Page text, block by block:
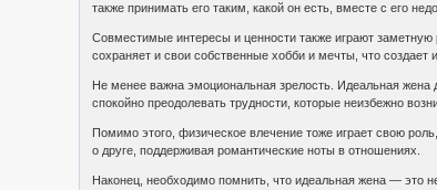
также принимать его таким, какой он есть, вместе с его
Совместимые интересы и ценности также играют
сохраняет и свои собственные хобби и мечты, что создает
Не менее важна эмоциональная зрелость. Идеальная жена
спокойно преодолевать трудности, которые неизбежно
Помимо этого, физическое влечение тоже играет свою
о друге, поддерживая романтические ноты в отношениях.
Наконец, необходимо помнить, что идеальная жена — это